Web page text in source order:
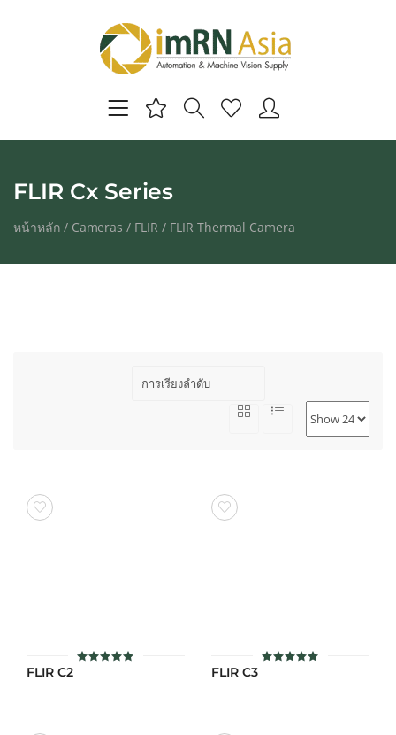
FLIR Cx Series
หน้าหลัก/ Cameras / FLIR / FLIR Thermal Camera
FLIR C2 FLIR C3